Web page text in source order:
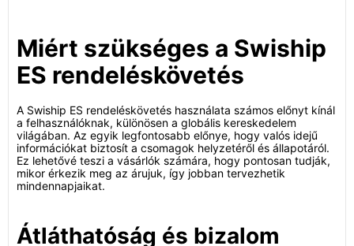
Miért szükséges a Swiship
ES rendeléskövetés
A Swiship ES rendeléskövetés használata számos előnyt kínál
a felhasználóknak, különösen a globális kereskedelem
világában. Az egyik legfontosabb előnye, hogy valós idejű
információkat biztosít a csomagok helyzetéről és állapotáról.
Ez lehetővé teszi a vásárlók számára, hogy pontosan tudják,
mikor érkezik meg az árujuk, így jobban tervezhetik
mindennapjaikat.
Átláthatóság és bizalom